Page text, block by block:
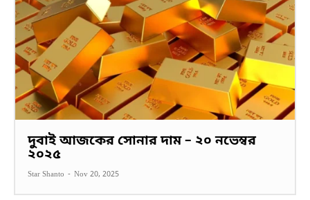
দুবাই আজকের সোনার দাম – ২০ নভেম্বর
২০২৫
Star Shanto - Nov 20, 2025